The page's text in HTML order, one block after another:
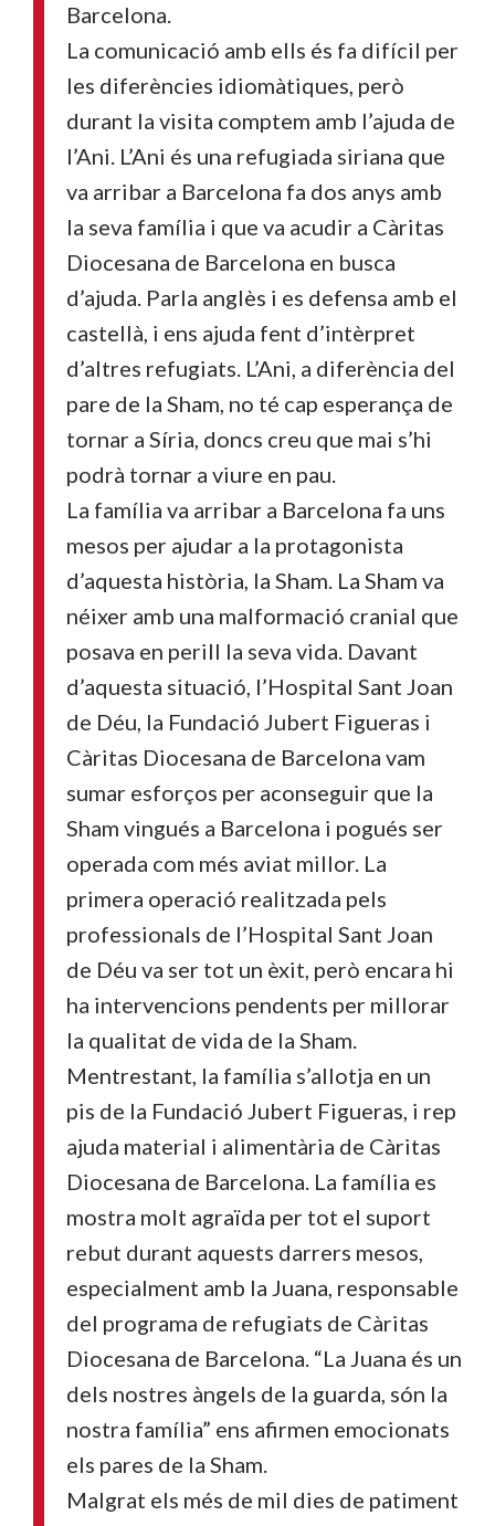
Barcelona.
La comunicació amb ells és fa difícil per
les diferències idiomàtiques, però
durant la visita comptem amb l’ajuda de
l’Ani. L’Ani és una refugiada siriana que
va arribar a Barcelona fa dos anys amb
la seva família i que va acudir a Càritas
Diocesana de Barcelona en busca
d’ajuda. Parla anglès i es defensa amb el
castellà, i ens ajuda fent d’intèrpret
d’altres refugiats. L’Ani, a diferència del
pare de la Sham, no té cap esperança de
tornar a Síria, doncs creu que mai s’hi
podrà tornar a viure en pau.
La família va arribar a Barcelona fa uns
mesos per ajudar a la protagonista
d’aquesta història, la Sham. La Sham va
néixer amb una malformació cranial que
posava en perill la seva vida. Davant
d’aquesta situació, l’Hospital Sant Joan
de Déu, la Fundació Jubert Figueras i
Càritas Diocesana de Barcelona vam
sumar esforços per aconseguir que la
Sham vingués a Barcelona i pogués ser
operada com més aviat millor. La
primera operació realitzada pels
professionals de l’Hospital Sant Joan
de Déu va ser tot un èxit, però encara hi
ha intervencions pendents per millorar
la qualitat de vida de la Sham.
Mentrestant, la família s’allotja en un
pis de la Fundació Jubert Figueras, i rep
ajuda material i alimentària de Càritas
Diocesana de Barcelona. La família es
mostra molt agraïda per tot el suport
rebut durant aquests darrers mesos,
especialment amb la Juana, responsable
del programa de refugiats de Càritas
Diocesana de Barcelona. “La Juana és un
dels nostres àngels de la guarda, són la
nostra família” ens afirmen emocionats
els pares de la Sham.
Malgrat els més de mil dies de patiment